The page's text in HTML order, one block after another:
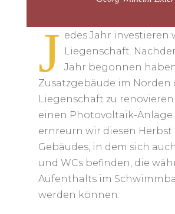
J edes Jahr investieren
Liegenschaft.
Jahr begonnen
Zusatzgebäude im Norden
Liegenschaft zu
einen Photovoltaik-Anlage
ernreurn wir diesen Herbst
Gebäudes, in dem sich
und WCs befinden, die
Aufenthalts im
werden können.